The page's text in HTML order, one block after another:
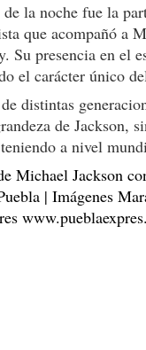
la noche fue la
que acompañó a
Su presencia en el
el carácter único
distintas
de Jackson,
a nivel